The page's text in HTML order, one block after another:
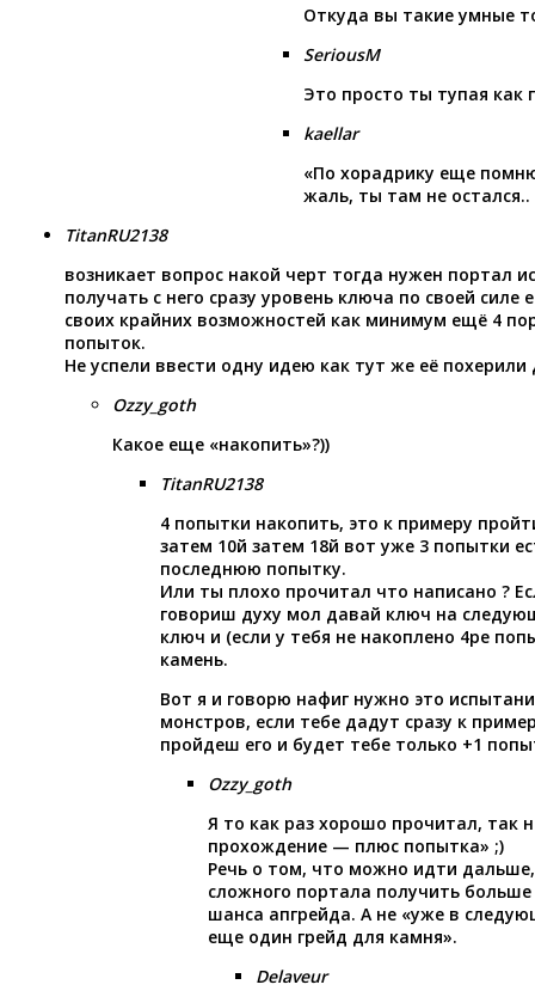
Откуда вы такие умные
SeriousM
Это просто ты тупая как
kaellar
«По хорадрику еще
жаль, ты там не остался..
TitanRU2138
возникает вопрос накой черт тогда нужен портал
получать с него сразу уровень ключа по своей силе
своих крайних возможностей как минимум ещё 4
попыток.
Не успели ввести одну идею как тут же её
Ozzy_goth
Какое еще «накопить»?))
TitanRU2138
4 попытки накопить, это к примеру
затем 10й затем 18й вот уже 3 попытки
последнюю попытку.
Или ты плохо прочитал что написано ?
говориш духу мол давай ключ на
ключ и (если у тебя не накоплено 4ре
камень.
Вот я и говорю нафиг нужно это
монстров, если тебе дадут сразу к
пройдеш его и будет тебе только +1
Ozzy_goth
Я то как раз хорошо прочитал, так
прохождение — плюс попытка» ;)
Речь о том, что можно идти
сложного портала получить
шанса апгрейда. А не «уже в
еще один грейд для камня».
Delaveur